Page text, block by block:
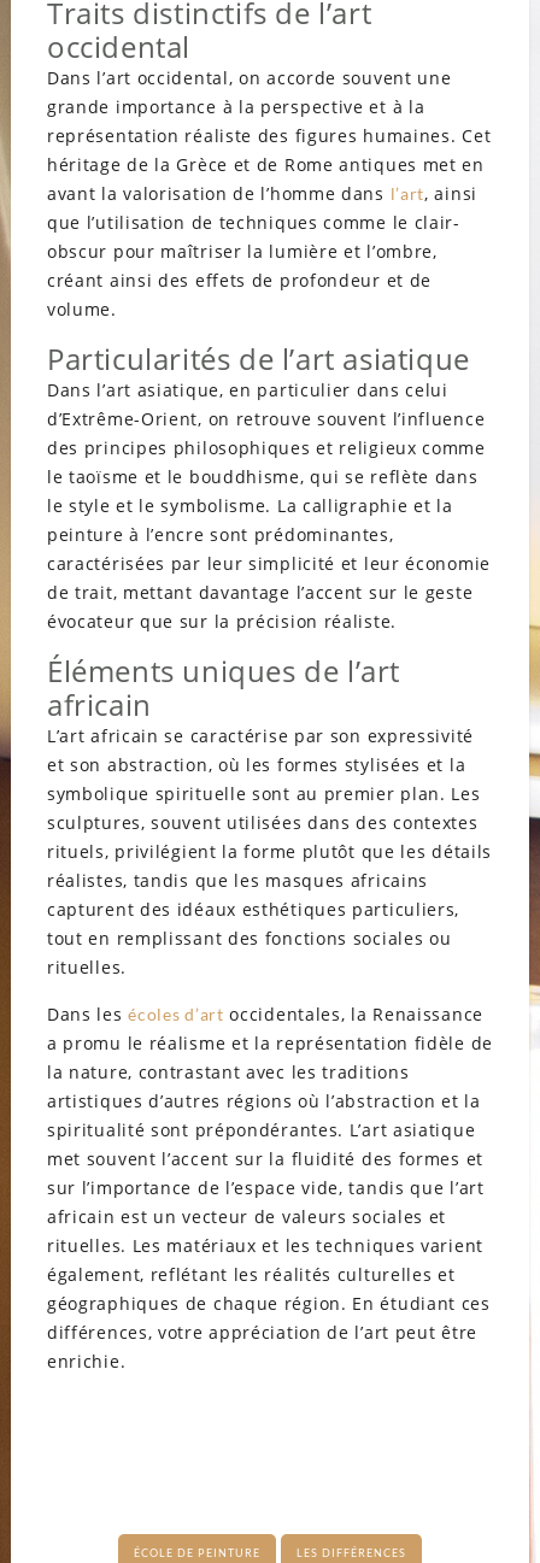
Traits distinctifs de l’art
occidental
Dans l’art occidental, on accorde souvent une
grande importance à la perspective et à la
représentation réaliste des figures humaines. Cet
héritage de la Grèce et de Rome antiques met en
avant la valorisation de l’homme dans l’art, ainsi
que l’utilisation de techniques comme le clair-
obscur pour maîtriser la lumière et l’ombre,
créant ainsi des effets de profondeur et de
volume.
Particularités de l’art asiatique
Dans l’art asiatique, en particulier dans celui
d’Extrême-Orient, on retrouve souvent l’influence
des principes philosophiques et religieux comme
le taoïsme et le bouddhisme, qui se reflète dans
le style et le symbolisme. La calligraphie et la
peinture à l’encre sont prédominantes,
caractérisées par leur simplicité et leur économie
de trait, mettant davantage l’accent sur le geste
évocateur que sur la précision réaliste.
Éléments uniques de l’art
africain
L’art africain se caractérise par son expressivité
et son abstraction, où les formes stylisées et la
symbolique spirituelle sont au premier plan. Les
sculptures, souvent utilisées dans des contextes
rituels, privilégient la forme plutôt que les détails
réalistes, tandis que les masques africains
capturent des idéaux esthétiques particuliers,
tout en remplissant des fonctions sociales ou
rituelles.
Dans lesécoles d’art occidentales, la Renaissance
a promu le réalisme et la représentation fidèle de
la nature, contrastant avec les traditions
artistiques d’autres régions où l’abstraction et la
spiritualité sont prépondérantes. L’art asiatique
met souvent l’accent sur la fluidité des formes et
sur l’importance de l’espace vide, tandis que l’art
africain est un vecteur de valeurs sociales et
rituelles. Les matériaux et les techniques varient
également, reflétant les réalités culturelles et
géographiques de chaque région. En étudiant ces
différences, votre appréciation de l’art peut être
enrichie.
ÉCOLE DE PEINTURE LES DIFFÉRENCES